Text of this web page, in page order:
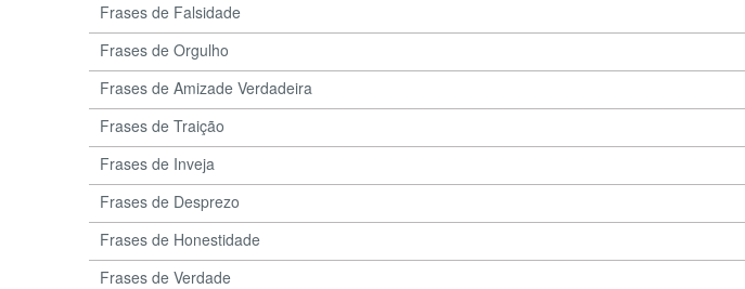
Frases de Falsidade
Frases de Orgulho
Frases de Amizade Verdadeira
Frases de Traição
Frases de Inveja
Frases de Desprezo
Frases de Honestidade
Frases de Verdade